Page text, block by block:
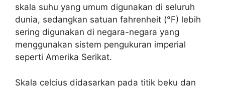
skala suhu yang umum digunakan di seluruh
dunia, sedangkan satuan fahrenheit (°F) lebih
sering digunakan di negara-negara yang
menggunakan sistem pengukuran imperial
seperti Amerika Serikat.
Skala celcius didasarkan pada titik beku dan